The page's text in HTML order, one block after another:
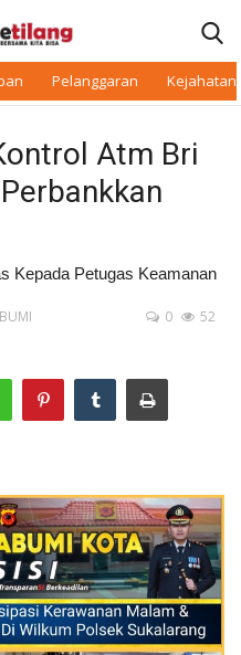
Pelanggaran Kejahatan
Atm Bri
Kepada Petugas Keamanan
0 52